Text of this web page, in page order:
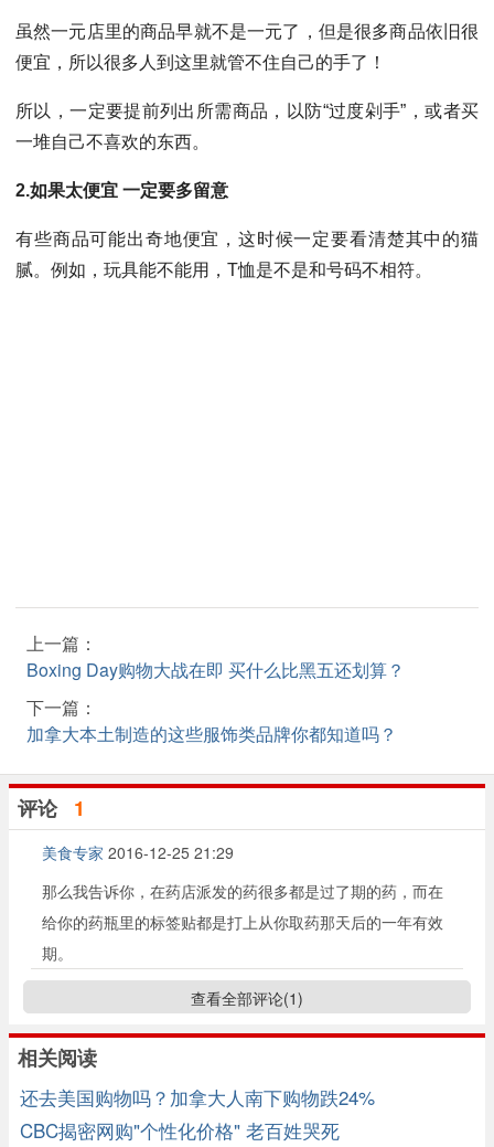
虽然一元店里的商品早就不是一元了，但是很多商品依旧很
便宜，所以很多人到这里就管不住自己的手了！
所以，一定要提前列出所需商品，以防“过度剁手”，或者买
一堆自己不喜欢的东西。
2.如果太便宜 一定要多留意
有些商品可能出奇地便宜，这时候一定要看清楚其中的猫
腻。例如，玩具能不能用，T恤是不是和号码不相符。
上一篇：
Boxing Day购物大战在即 买什么比黑五还划算？
下一篇：
加拿大本土制造的这些服饰类品牌你都知道吗？
评论 1
美食专家 2016-12-25 21:29
那么我告诉你，在药店派发的药很多都是过了期的药，而在
给你的药瓶里的标签贴都是打上从你取药那天后的一年有效
期。
查看全部评论(1)
相关阅读
还去美国购物吗？加拿大人南下购物跌24%
CBC揭密网购"个性化价格" 老百姓哭死